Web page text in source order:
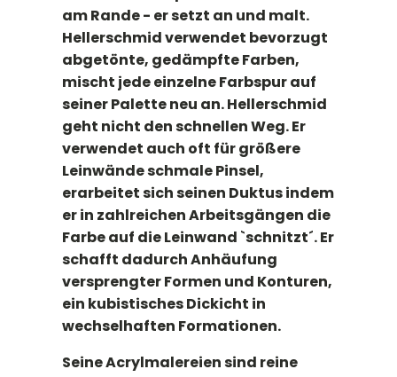
am Rande - er setzt an und malt.
Hellerschmid verwendet bevorzugt
abgetönte, gedämpfte Farben,
mischt jede einzelne Farbspur auf
seiner Palette neu an. Hellerschmid
geht nicht den schnellen Weg. Er
verwendet auch oft für größere
Leinwände schmale Pinsel,
erarbeitet sich seinen Duktus indem
er in zahlreichen Arbeitsgängen die
Farbe auf die Leinwand `schnitzt´. Er
schafft dadurch Anhäufung
versprengter Formen und Konturen,
ein kubistisches Dickicht in
wechselhaften Formationen.
Seine Acrylmalereien sind reine